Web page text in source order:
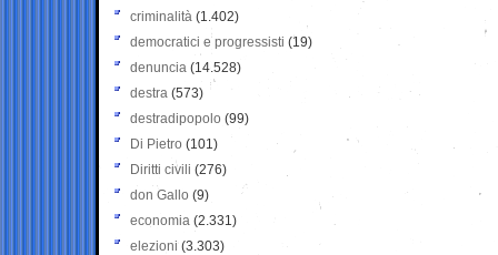
criminalità (1.402)
democratici e progressisti (19)
denuncia (14.528)
destra (573)
destradipopolo (99)
Di Pietro (101)
Diritti civili (276)
don Gallo (9)
economia (2.331)
elezioni (3.303)